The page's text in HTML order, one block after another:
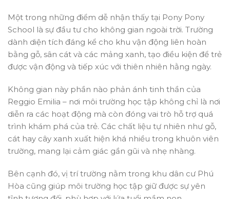
Một trong những điểm dễ nhận thấy tại Pony Pony
School là sự đầu tư cho không gian ngoài trời. Trường
dành diện tích đáng kể cho khu vận động liên hoàn
bằng gỗ, sân cát và các mảng xanh, tạo điều kiện để trẻ
được vận động và tiếp xúc với thiên nhiên hằng ngày.
Không gian này phần nào phản ánh tinh thần của
Reggio Emilia – nơi môi trường học tập không chỉ là nơi
diễn ra các hoạt động mà còn đóng vai trò hỗ trợ quá
trình khám phá của trẻ. Các chất liệu tự nhiên như gỗ,
cát hay cây xanh xuất hiện khá nhiều trong khuôn viên
trường, mang lại cảm giác gần gũi và nhẹ nhàng.
Bên cạnh đó, vị trí trường nằm trong khu dân cư Phú
Hòa cũng giúp môi trường học tập giữ được sự yên